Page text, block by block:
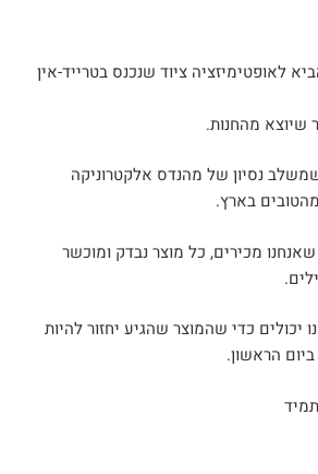
לאופטימיזציה ציוד שנכנס בטרייד-אין
שיוצא מהחנות.
נסיון של מהנדס אלקטרוניקה
בארץ.
מכירים, כל מוצר נבדק ומוכשר
כדי שהמוצר שהגיע יחזור להיות
הראשון.
תמיד